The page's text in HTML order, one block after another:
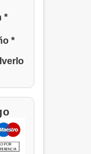
*
*